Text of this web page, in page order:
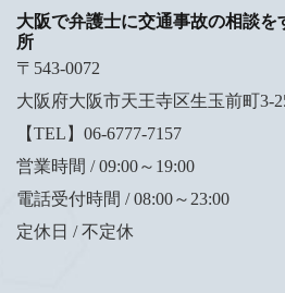
大阪で弁護士に交通事故の相談
所
〒543-0072
大阪府大阪市天王寺区生玉前町3-
【TEL】06-6777-7157
営業時間 / 09:00～19:00
電話受付時間 / 08:00～23:00
定休日 / 不定休